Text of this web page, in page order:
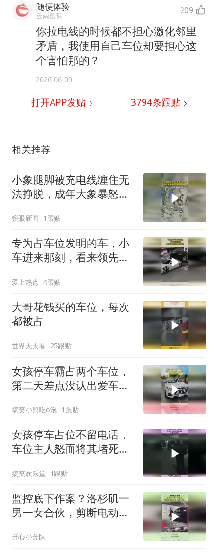
随便体验
云南昆明 209
你拉电线的时候都不担心激化邻里
矛盾，我使用自己车位却要担心这
个害怕那的？
2026-06-09
打开APP发贴 3794条跟贴
相关推荐
小象腿脚被充电线缠住无
法挣脱，成年大象暴怒冲
锐眼新闻 1跟贴
专为占车位发明的车，小
车进来那刻，看来领先世
爱上热点 4跟贴
大哥花钱买的车位，每次
都被占
世界天天看 25跟贴
女孩停车霸占两个车位，
第二天差点没认出爱车，
搞笑小熊吃o泡 1跟贴
女孩停车占位不留电话，
车位主人怒而将其堵死，
搞笑欢乐堂 1跟贴
监控底下作案？洛杉矶一
男一女合伙，剪断电动汽
开心小分队